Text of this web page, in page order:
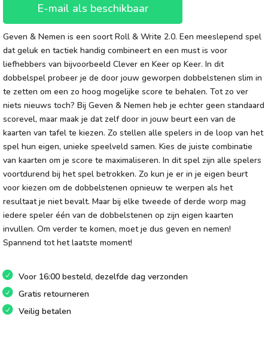
E-mail als beschikbaar
Geven & Nemen is een soort Roll & Write 2.0. Een meeslepend spel
dat geluk en tactiek handig combineert en een must is voor
liefhebbers van bijvoorbeeld Clever en Keer op Keer. In dit
dobbelspel probeer je de door jouw geworpen dobbelstenen slim in
te zetten om een zo hoog mogelijke score te behalen. Tot zo ver
niets nieuws toch? Bij Geven & Nemen heb je echter geen standaard
scorevel, maar maak je dat zelf door in jouw beurt een van de
kaarten van tafel te kiezen. Zo stellen alle spelers in de loop van het
spel hun eigen, unieke speelveld samen. Kies de juiste combinatie
van kaarten om je score te maximaliseren. In dit spel zijn alle spelers
voortdurend bij het spel betrokken. Zo kun je er in je eigen beurt
voor kiezen om de dobbelstenen opnieuw te werpen als het
resultaat je niet bevalt. Maar bij elke tweede of derde worp mag
iedere speler één van de dobbelstenen op zijn eigen kaarten
invullen. Om verder te komen, moet je dus geven en nemen!
Spannend tot het laatste moment!
Voor 16:00 besteld, dezelfde dag verzonden
Gratis retourneren
Veilig betalen